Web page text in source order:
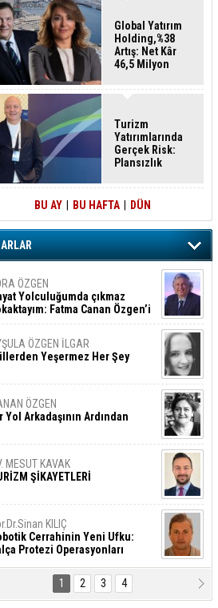
Global Yatırım
Holding,%38
Artış: Net Kâr
46,5 Milyon
Turizm
Yatırımlarında
Gerçek Risk:
Plansızlık
BU AY BU HAFTA DÜN
ÖZGEN
Yolculuğumda çıkmaz
Fatma Canan Özgen’i
ÖZGEN İLGAR
Yeşermez Her Şey
ÖZGEN
Yol Arkadaşının Ardından
MESUT KAVAK
ŞİKAYETLERİ
KILIÇ
Cerrahinin Yeni Ufku:
Protezi Operasyonları
BAŞAN
Şaşırmayacağız
1 2 3 4